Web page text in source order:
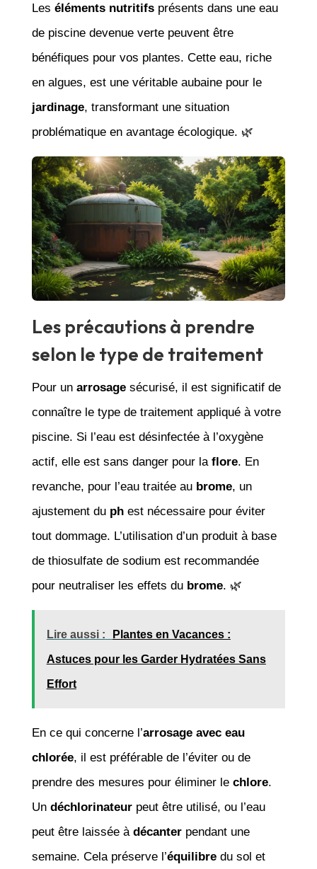
Les éléments nutritifsprésents dans une eau
de piscine devenue verte peuvent être
bénéfiques pour vos plantes. Cette eau, riche
en algues, est une véritable aubaine pour le
jardinage, transformant une situation
problématique en avantage écologique. 🌿
Les précautions à prendre
selon le type de traitement
Pour un arrosagesécurisé, il est significatif de
connaître le type de traitement appliqué à votre
piscine. Si l’eau est désinfectée à l’oxygène
actif, elle est sans danger pour la flore. En
revanche, pour l’eau traitée au brome, un
ajustement du phest nécessaire pour éviter
tout dommage. L’utilisation d’un produit à base
de thiosulfate de sodium est recommandée
pour neutraliser les effets du brome. 🌿
Lire aussi : Plantes en Vacances :
Astuces pour les Garder Hydratées Sans
Effort
En ce qui concerne l’arrosage avec eau
chlorée, il est préférable de l’éviter ou de
prendre des mesures pour éliminer le chlore.
Un déchlorinateurpeut être utilisé, ou l’eau
peut être laissée à décanterpendant une
semaine. Cela préserve l’équilibredu sol et